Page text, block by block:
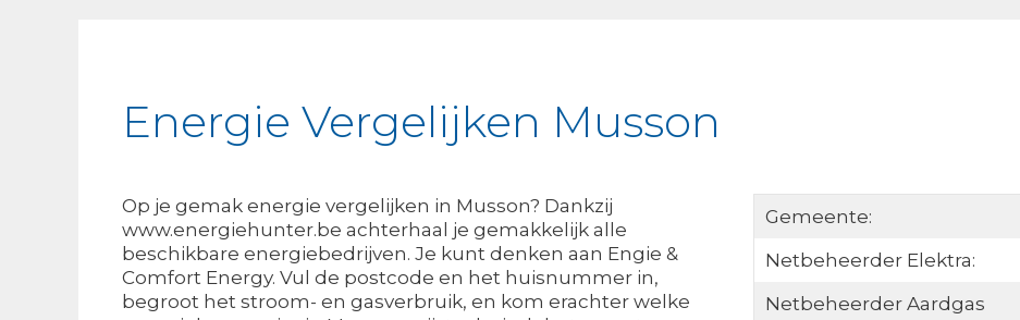
Energie Vergelijken Musson
Op je gemak energie vergelijken in Musson? Dankzij
www.energiehunter.be achterhaal je gemakkelijk alle
beschikbare energiebedrijven. Je kunt denken aan Engie &
Comfort Energy. Vul de postcode en het huisnummer in,
begroot het stroom- en gasverbruik, en kom erachter welke
Gemeente:
Netbeheerder Elektra:
Netbeheerder Aardgas